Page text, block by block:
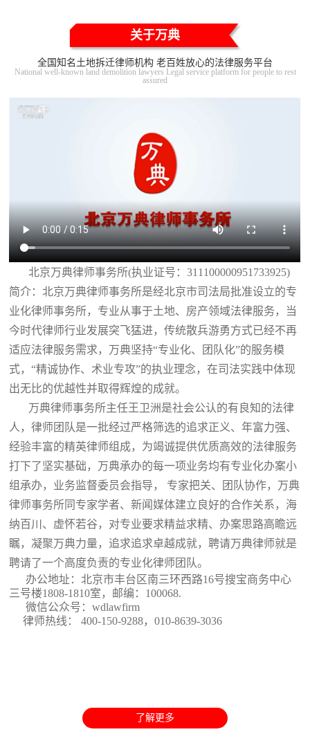
关于万典
全国知名土地拆迁律师机构 老百姓放心的法律服务平台
National well-known land demolition lawyers Legal service platform for people to rest
assured
北京万典律师事务所(执业证号：311100000951733925)
简介：北京万典律师事务所是经北京市司法局批准设立的专
业化律师事务所，专业从事于土地、房产领域法律服务，当
今时代律师行业发展突飞猛进，传统散兵游勇方式已经不再
适应法律服务需求，万典坚持“专业化、团队化”的服务模
式，“精诚协作、术业专攻”的执业理念，在司法实践中体现
出无比的优越性并取得辉煌的成就。
万典律师事务所主任王卫洲是社会公认的有良知的法律
人，律师团队是一批经过严格筛选的追求正义、年富力强、
经验丰富的精英律师组成，为竭诚提供优质高效的法律服务
打下了坚实基础，万典承办的每一项业务均有专业化办案小
组承办，业务监督委员会指导， 专家把关、团队协作，万典
律师事务所同专家学者、新闻媒体建立良好的合作关系，海
纳百川、虚怀若谷，对专业要求精益求精、办案思路高瞻远
瞩，凝聚万典力量，追求追求卓越成就，聘请万典律师就是
聘请了一个高度负责的专业化律师团队。
办公地址：北京市丰台区南三环西路16号搜宝商务中心
三号楼1808-1810室 ，邮编：100068.
微信公众号：wdlawfirm
律师热线： 400-150-9288，010-8639-3036
了解更多